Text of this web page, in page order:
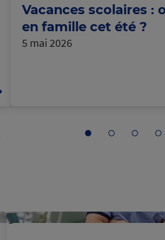
Vacances scolaires :
en famille cet été ?
5 mai 2026
Aller Aller Aller
@Macif